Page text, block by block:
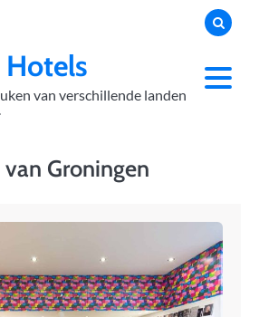
Hotels
van verschillende landen
van Groningen